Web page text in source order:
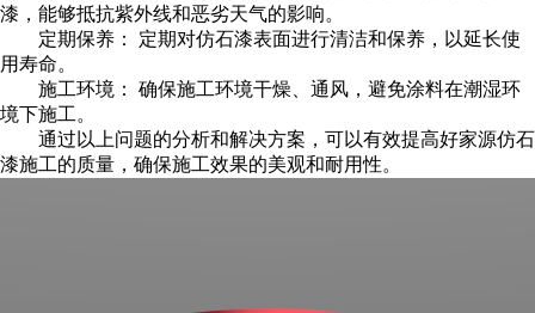
漆，能够抵抗紫外线和恶劣天气的影响。
定期保养： 定期对仿石漆表面进行清洁和保养，以延长使
用寿命。
施工环境： 确保施工环境干燥、通风，避免涂料在潮湿环
境下施工。
通过以上问题的分析和解决方案，可以有效提高好家源仿石
漆施工的质量，确保施工效果的美观和耐用性。